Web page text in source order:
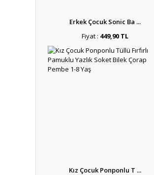
Erkek Çocuk Sonic Ba ...
Fiyat : 449,90 TL
Kız Çocuk Ponponlu T ...